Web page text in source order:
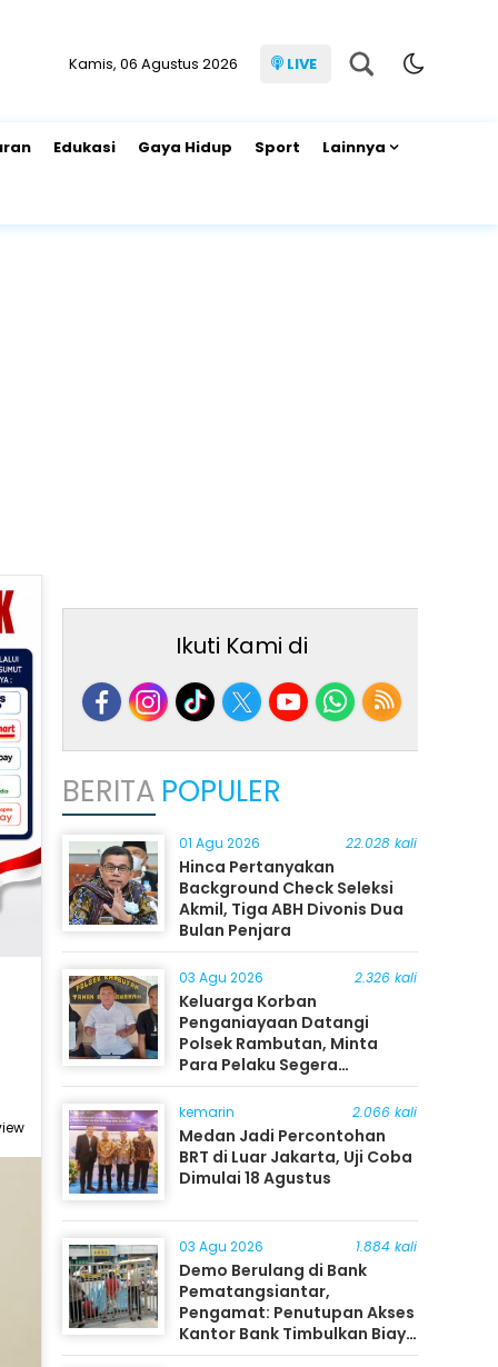
Kamis, 06 Agustus 2026 LIVE
Edukasi Gaya Hidup Sport Lainnya
Ikuti Kami di
BERITA POPULER
01 Agu 2026 22.028 kali
Hinca Pertanyakan
Background Check Seleksi
Akmil, Tiga ABH Divonis Dua
Bulan Penjara
03 Agu 2026 2.326 kali
Keluarga Korban
Penganiayaan Datangi
Polsek Rambutan, Minta
Para Pelaku Segera
Ditangkap
kemarin 2.066 kali
Medan Jadi Percontohan
BRT di Luar Jakarta, Uji Coba
Dimulai 18 Agustus
03 Agu 2026 1.884 kali
Demo Berulang di Bank
Pematangsiantar,
Pengamat: Penutupan Akses
Kantor Bank Timbulkan Biaya
Ekonomi bagi Masyarakat